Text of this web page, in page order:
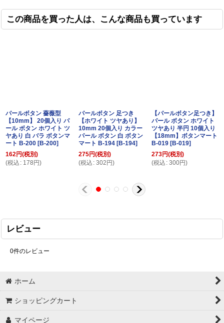
この商品を買った人は、こんな商品も買っています
パールボタン 薔薇型
【10mm】 20個入り パ
ール ボタン ホワイト ツ
ヤあり 白 バラ ボタンマ
ート B-200 [B-200]
162円(税別)
(税込 : 178 円)
パールボタン 足つき
【ホワイト ツヤあり】
10mm 20個入り カラー
パール ボタン 白 ボタン
マート B-194 [B-194]
275円(税別)
(税込 : 302 円)
【パールボタン足つき】
パール ボタン ホワイト
ツヤあり 半円 10個入り
【18mm】ボタンマート
B-019 [B-019]
273円(税別)
(税込 : 300円)
レビュー
0件のレビュー
ホーム
ショッピングカート
マイページ